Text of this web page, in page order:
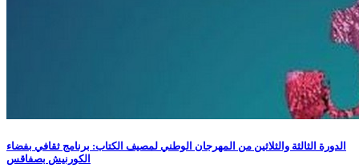
الدورة الثالثة والثلاثين من المهرجان الوطني لمصيف الكتاب: برنامج ثقافي بفضاء
الكورنيش بصفاقس